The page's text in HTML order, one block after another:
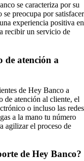
se caracteriza por su
preocupa por satisfacer
experiencia positiva en
recibir un servicio de
de atención a
de Hey Banco a
de atención al cliente, el
o incluso las redes
a la mano tu número
agilizar el proceso de
de Hey Banco?